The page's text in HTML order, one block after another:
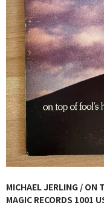
Categories
New Arrivals
新譜
GG RECORD （当店
全商品
JAZZ-US
BLUE NOTE
JAZZ-EU
MICHAEL JERLING / ON
MAGIC RECORDS 1001